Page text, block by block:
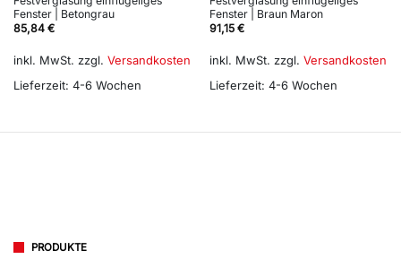
Fenster | Betongrau
85,84 €
inkl. MwSt. zzgl. Versandkosten
Lieferzeit: 4-6 Wochen
Fenster | Braun Maron
91,15 €
inkl. MwSt. zzgl. Versandkosten
Lieferzeit: 4-6 Wochen
PRODUKTE